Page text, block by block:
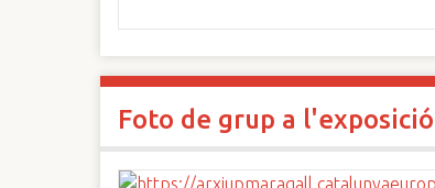
Foto de grup a